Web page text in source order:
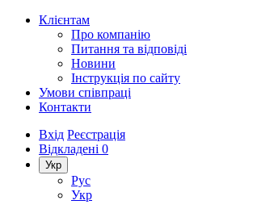
Клієнтам
Про компанію
Питання та відповіді
Новини
Інструкція по сайту
Умови співпраці
Контакти
Вхід Реєстрація
Відкладені 0
Укр
Рус
Укр